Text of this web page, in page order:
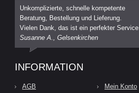
Unkomplizierte, schnelle kompetente
Beratung, Bestellung und Lieferung.
Vielen Dank, das ist ein perfekter Service.
Susanne A., Gelsenkirchen
INFORMATION
AGB
Mein Konto